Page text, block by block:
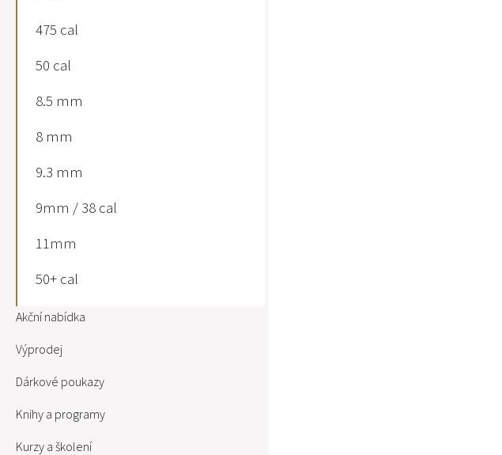
475 cal
50 cal
8.5 mm
8 mm
9.3 mm
9mm / 38 cal
11mm
50+ cal
Akční nabídka
Výprodej
Dárkové poukazy
Knihy a programy
Kurzy a školení